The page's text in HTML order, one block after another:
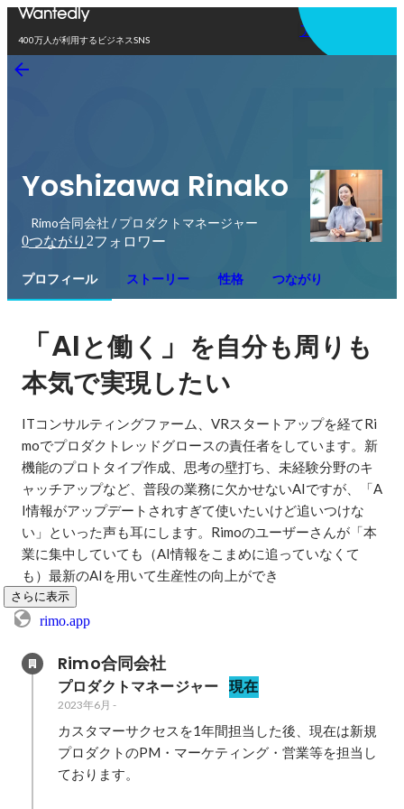
400万人が利用するビジネスSNS
アプリを使う
Yoshizawa Rinako
Rimo合同会社 / プロダクトマネージャー
0つながり 2フォロワー
プロフィール ストーリー 性格 つながり
「AI と働く 」 を自分も周りも
本気で実現したい
ITコンサルティングファーム、VRスタートアップを経てRi
moでプロダクトレッドグロースの責任者をしています。新
機能のプロトタイプ作成、思考の壁打ち、未経験分野のキ
ャッチアップなど、普段の業務に欠かせないAIですが、「A
I情報がアップデートされすぎて使いたいけど追いつけな
い」といった声も耳にします。Rimoのユーザーさんが「本
業に集中していても（AI情報をこまめに追っていなくて
も）最新のAIを用いて生産性の向上ができ
さらに表示
rimo.app
Rimo合同会社
プロダクトマネージャー 現在
2023年6月 -
カスタマーサクセスを1年間担当した後、現在は新規
プロダクトのPM・マーケティング・営業等を担当し
ております。